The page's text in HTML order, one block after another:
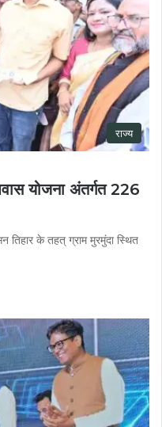
राज्य
योजना अंतर्गत 226
तिहार के तहत् ग्राम मुरमुंदा स्थित